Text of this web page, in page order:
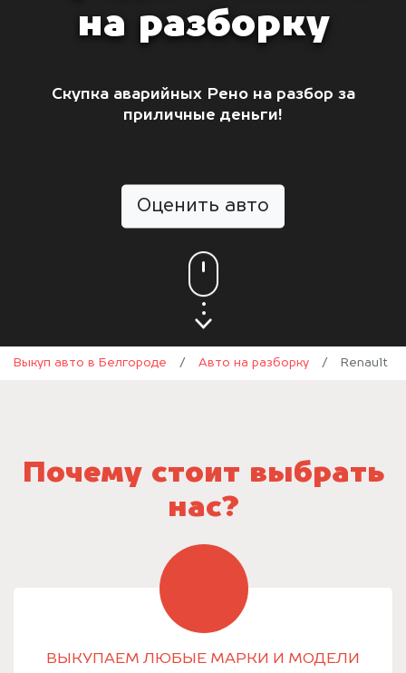
на разборку
Скупка аварийных Рено на разбор за
приличные деньги!
Оценить авто
Выкуп авто в Белгороде / Авто на разборку / Renault
Почему стоит выбрать
нас?
ВЫКУПАЕМ ЛЮБЫЕ МАРКИ И МОДЕЛИ